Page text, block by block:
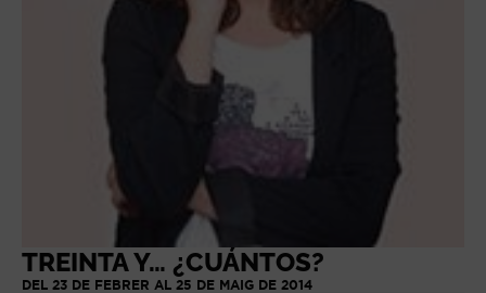
TREINTA Y… ¿CUÁNTOS?
DEL 23 DE FEBRER AL 25 DE MAIG DE 2014